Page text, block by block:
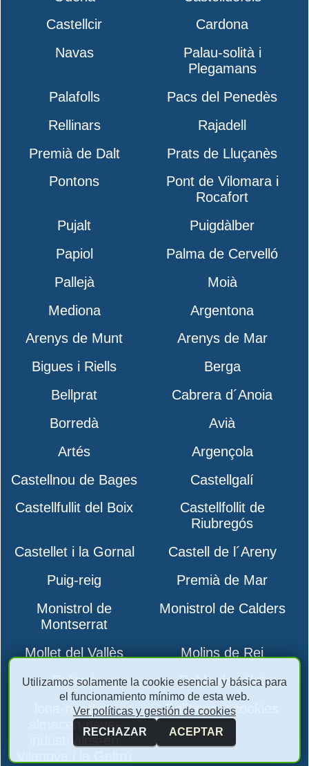
Castellcir
Cardona
Navas
Palau-solità i
Plegamans
Palafolls
Pacs del Penedès
Rellinars
Rajadell
Premià de Dalt
Prats de Lluçanès
Pontons
Pont de Vilomara i
Rocafort
Pujalt
Puigdàlber
Papiol
Palma de Cervelló
Pallejà
Moià
Mediona
Argentona
Arenys de Munt
Arenys de Mar
Bigues i Riells
Berga
Bellprat
Cabrera d´Anoia
Borredà
Avià
Artés
Argençola
Castellnou de Bages
Castellgalí
Castellfullit del Boix
Castellfollit de
Riubregós
Castellet i la Gornal
Castell de l´Areny
Puig-reig
Premià de Mar
Monistrol de
Montserrat
Monistrol de Calders
Mollet del Vallès
Molins de Rei
Polinyà
Pobla de Lillet
lona-rapidas-
almacen-nave-
industriales-en
Políticas y cookies
Utilizamos solamente la cookie esencial y básica para
el funcionamiento mínimo de esta web.
Ver políticas y gestión de cookies
RECHAZAR
ACEPTAR